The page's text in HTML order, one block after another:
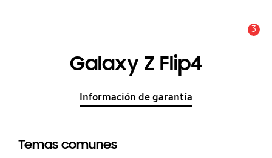
3
Galaxy Z Flip4
Información de garantía
Temas comunes